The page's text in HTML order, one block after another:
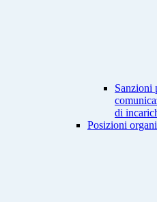
Sanzioni
di
Posizioni